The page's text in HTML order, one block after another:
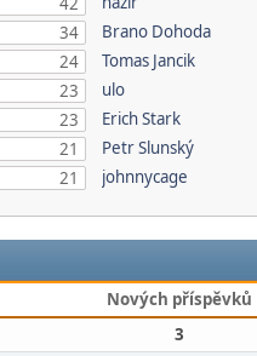
34
24
23
23
21
21
Brano Dohoda
Tomas Jancik
ulo
Erich Stark
Petr Slunský
johnnycage
Nových příspěvků
3